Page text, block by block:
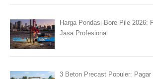
Harga Pondasi Bore Pile 2026:
Jasa Profesional
3 Beton Precast Populer: Pagar